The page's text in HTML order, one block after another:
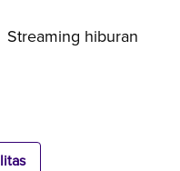
Streaming hiburan